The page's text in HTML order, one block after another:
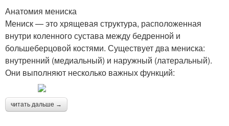
Анатомия мениска
Мениск — это хрящевая структура, расположенная
внутри коленного сустава между бедренной и
большеберцовой костями. Существует два мениска:
внутренний (медиальный) и наружный (латеральный).
Они выполняют несколько важных функций:
читать дальше →